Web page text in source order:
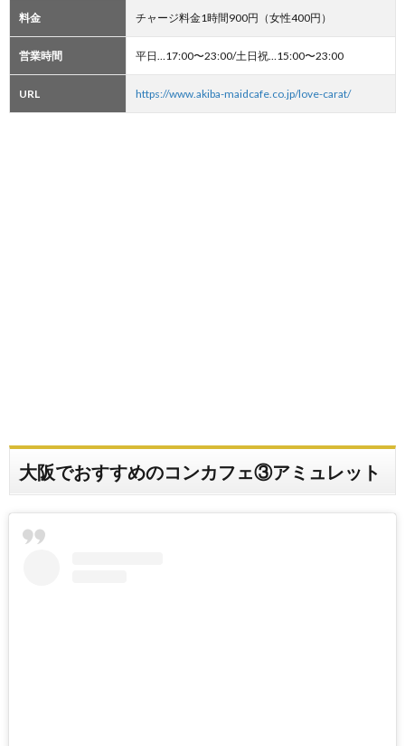
料金 チャージ料金1時間900円（女性400円）
営業時間 平日…17:00〜23:00/土日祝…15:00〜23:00
URL https://www.akiba-maidcafe.co.jp/love-carat/
大阪でおすすめのコンカフェ③アミュレット